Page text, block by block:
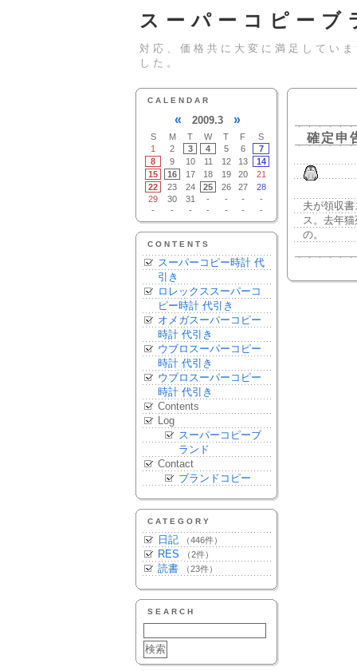
スーパーコピー
対応、価格共に大変に満足してい
した。
確定申
夫が領収
ス。去年
の。
CALENDAR
« 2009.3 »
S M T W T F
S
1
2 3 4 5 6
7
8
9 10 11 12 13
14
15
16 17 18 19 20
21
22
23 24 25 26 27
28
29
30 31 - - -
-
-
- - - - - -
CONTENTS
スーパーコピー時計 代
引き
ロレックススーパーコ
ピー時計 代引き
オメガスーパーコピー
時計 代引き
ウブロスーパーコピー
時計 代引き
ウブロスーパーコピー
時計 代引き
Contents
Log
スーパーコピーブ
ランド
Contact
ブランドコピー
CATEGORY
日記 （446件）
RES （2件）
読書 （23件）
SEARCH